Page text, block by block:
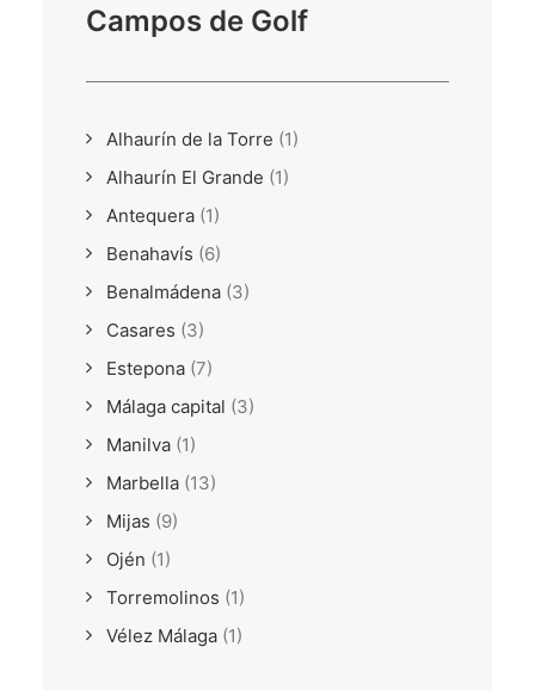
Campos de Golf
Alhaurín de la Torre (1)
Alhaurín El Grande (1)
Antequera (1)
Benahavís (6)
Benalmádena (3)
Casares (3)
Estepona (7)
Málaga capital (3)
Manilva (1)
Marbella (13)
Mijas (9)
Ojén (1)
Torremolinos (1)
Vélez Málaga (1)